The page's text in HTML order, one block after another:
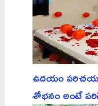
ఉదయం
శోభనం అంటే